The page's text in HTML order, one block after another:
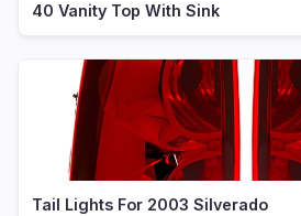
40 Vanity Top With Sink
Tail Lights For 2003 Silverado